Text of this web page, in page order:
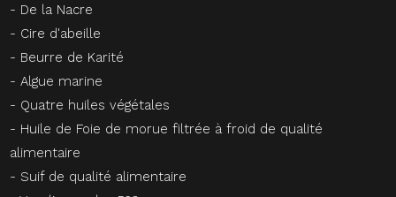
- De la Nacre
- Cire d'abeille
- Beurre de Karité
- Algue marine
- Quatre huiles végétales
- Huile de Foie de morue filtrée à froid de qualité
alimentaire
- Suif de qualité alimentaire